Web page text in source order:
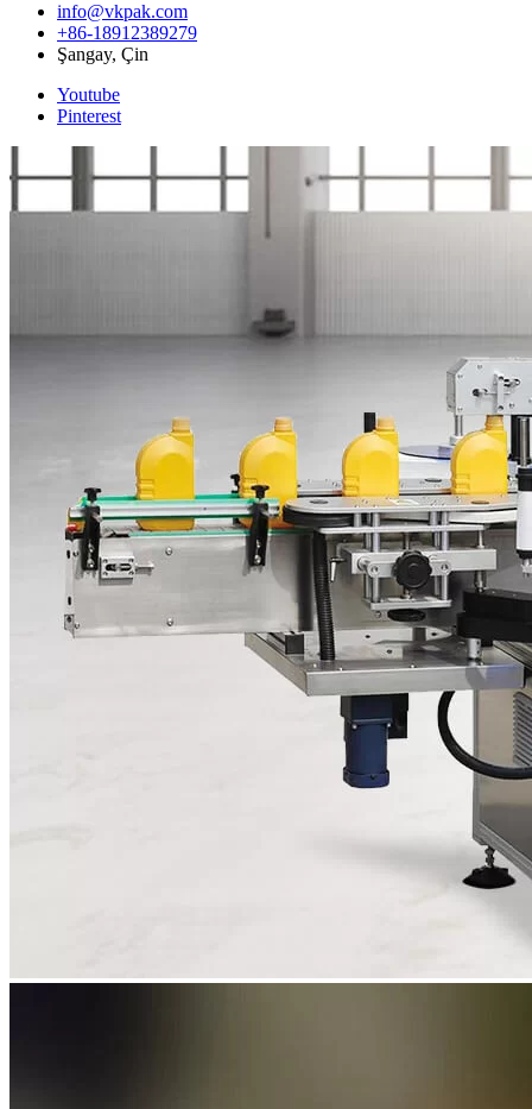
info@vkpak.com
+86-18912389279
Şangay, Çin
Youtube
Pinterest